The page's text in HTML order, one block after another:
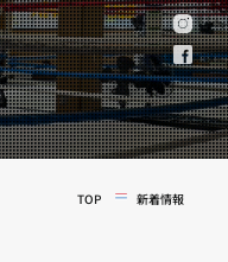
入
ース
TOP 新着情報